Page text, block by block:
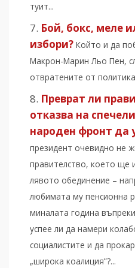
туит...
Бой, бокс, меле
избори? Който и да
Макрон-Марин Льо Пен,
отвратените от
Преврат ли
отказва на
народен фронт да
президент очевидно не
правителство, което ще
лявото обединение –
любимата му пенсионна
миналата година
успее ли да намери
социалистите и да
„широка коалиция”?...